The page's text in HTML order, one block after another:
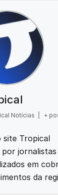
Notícias +
site Tropical
jornalistas
em
da